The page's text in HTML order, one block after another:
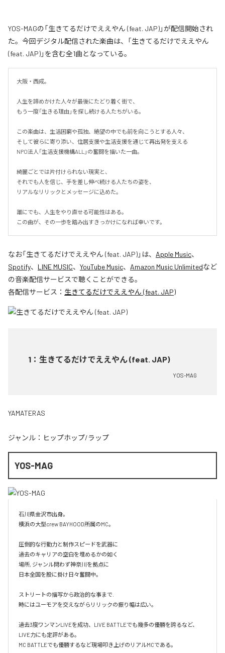
YOS-MAGの「生きてるだけでええやん (feat. JAP)」が配信開始され
た。今回デジタル配信された楽曲は、「生きてるだけでええやん
(feat. JAP)」を含む全1曲となっている。
大阪・西成。
人生を諦めかけた人々が最後にたどり着く街で、
もう一度「生きる理由」を探し続ける人たちがいる。
この楽曲は、生活困窮や孤独、絶望の中でも前を向こうとする人々、
そして彼らに寄り添い、住居支援や生活支援を通じて再出発を支える
NPO法人「生活支援機構ALL」の奮闘を描いた一曲。
綺麗ごとでは片付けられない現実と、
それでも人を信じ、手を差し伸べ続ける人たちの姿を、
リアルなリリックとメッセージに込めた。
誰にでも、人生をやり直せる可能性はある。
この曲が、その一歩を踏み出すきっかけになれば幸いです。
なお「生きてるだけでええやん (feat. JAP)」は、 Apple Music、
Spotify、 LINE MUSIC、 YouTube Music、 Amazon Music Unlimitedなど
の音楽配信サービスで聴くことができる。
各配信サービス： 生きてるだけでええやん (feat. JAP)
1 ： 生きてるだけでええやん (feat. JAP)
YOS-MAG
YAMATERAS
ジャンル： ヒップホップ/ラップ
YOS-MAG
石川県金沢市出身。
横浜の大型crew BAYHOOD所属のMC。
圧倒的な行動力と制作スピードを武器に
過去のキャリアの空白を埋めるかの如く
場所, ジャンル問わず神奈川を拠点に
日本全国を股に掛け日々奮闘中。
ストリートの描写から政治的な事まで.
時にはユーモアを交えながらリリックの振り幅は広い。
過去3度ワンマンLIVEを成功、LIVE BATTLEでも幾多の優勝を誇るなど、
LIVE力にも定評がある。
MC BATTLEでも優勝するなど現場叩き上げのリアルMCである。